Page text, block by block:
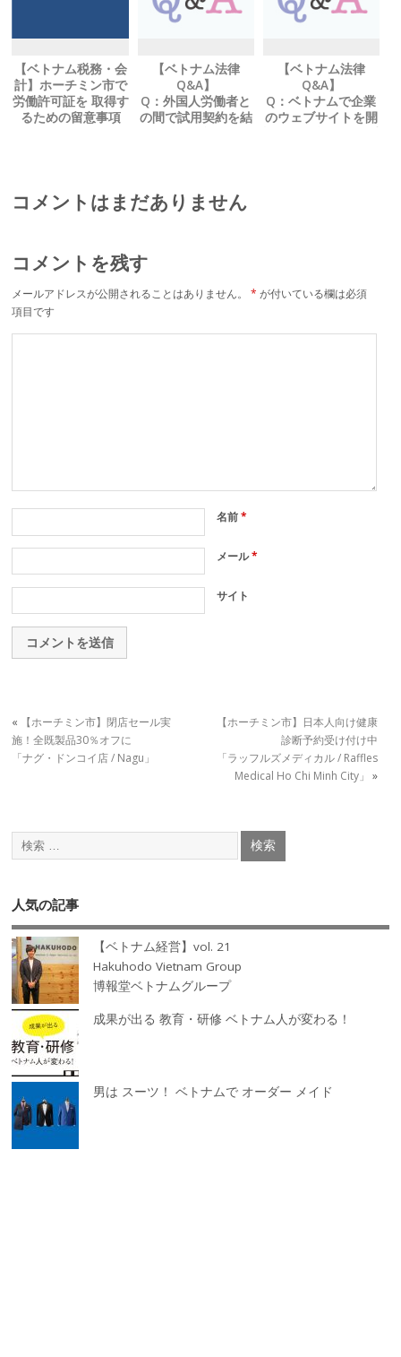
【ベトナム税務・会
計】ホーチミン市で
労働許可証を 取得す
るための留意事項
【ベトナム法律
Q&A】
Q：外国人労働者と
の間で試用契約を結
【ベトナム法律
Q&A】
Q：ベトナムで企業
のウェブサイトを開
コメントはまだありません
コメントを残す
メールアドレスが公開されることはありません。 * が付いている欄は必須
項目です
名前*
メール*
サイト
«
【ホーチミン市】閉店セール実
施！全既製品30％オフに
「ナグ・ドンコイ店 / Nagu」
【ホーチミン市】日本人向け健康
診断予約受け付け中
「ラッフルズメディカル / Raffles
Medical Ho Chi Minh City」 »
人気の記事
【ベトナム経営】vol. 21
Hakuhodo Vietnam Group
博報堂ベトナムグループ
成果が出る 教育・研修 ベトナム人が変わる！
男は スーツ！ ベトナムで オーダー メイド